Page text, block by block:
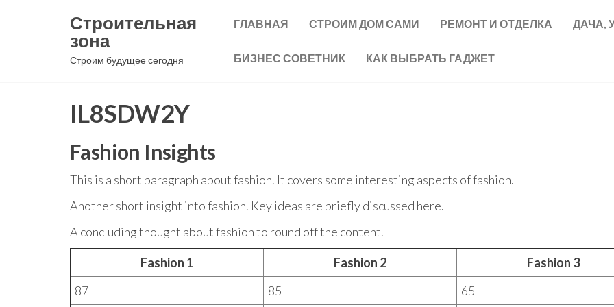
содержимому
Строительная
зона
Строим будущее сегодня
ГЛАВНАЯ СТРОИМ ДОМ САМИ РЕМОНТ И ОТДЕЛКА ДАЧА,
БИЗНЕС СОВЕТНИК КАК ВЫБРАТЬ ГАДЖЕТ
IL8SDW2Y
Fashion Insights
This is a short paragraph about fashion. It covers some interesting aspects of fashion.
Another short insight into fashion. Key ideas are briefly discussed here.
A concluding thought about fashion to round off the content.
Fashion 1 Fashion 2
Fashion 3
87
85 65